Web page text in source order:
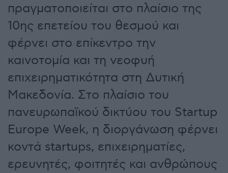
πραγματοποιείται στο πλαίσιο της
10ης επετείου του θεσμού και
φέρνει στο επίκεντρο την
καινοτομία και τη νεοφυή
επιχειρηματικότητα στη Δυτική
Μακεδονία. Στο πλαίσιο του
πανευρωπαϊκού δικτύου του Startup
Europe Week, η διοργάνωση φέρνει
κοντά startups, επιχειρηματίες,
ερευνητές, φοιτητές και ανθρώπους